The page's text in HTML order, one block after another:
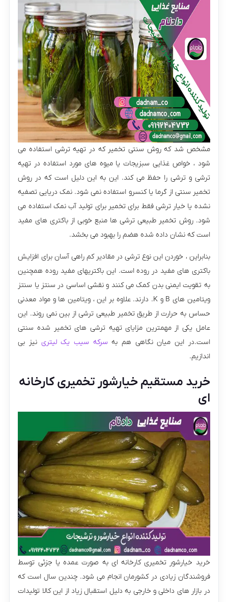
مشخص شد که روش سنتی تخمیر که در تهیه ترشی استفاده می
شود ، خواص غذایی سبزیجات یا میوه های مورد استفاده در تهیه
ترشی و ترشی را حفظ می کند. این به این دلیل است که در روش
تخمیر سنتی از گرما یا کنسرو استفاده نمی شود. نمک دریایی تصفیه
نشده یا خیار ترشی فقط برای تخمیر برای تولید آب نمک استفاده می
شود. روش تخمیر طبیعی ترشی ها منبع خوبی از باکتری های مفید
است که نشان داده شده هضم را بهبود می بخشد.
بنابراین ، خوردن این نوع ترشی در مقادیر کم راهی آسان برای افزایش
باکتری های مفید در روده است. این باکتریهای مفید روده همچنین
به تقویت ایمنی بدن کمک می کنند و نقشی اساسی در سنتز یا سنتز
ویتامین های B و K. دارند. علاوه بر این ، ویتامین ها و مواد معدنی
حساس به حرارت از طریق تخمیر طبیعی ترشی از بین نمی روند. این
عامل یکی از مهمترین مزایای تهیه ترشی های تخمیر شده سنتی
است.در این میان نگاهی هم به سرکه سیب یک لیتری نیز بی
اندازیم.
خرید مستقیم خیارشور تخمیری کارخانه
ای
خرید خیارشور تخمیری کارخانه ای به صورت عمده یا جزئی توسط
فروشندگان زیادی در کشورمان انجام می شود. چندین سال است که
در بازار های داخلی و خارجی به دلیل استقبال زیاد از این کالا تولیدات